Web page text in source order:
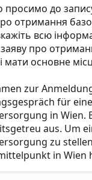
просимо до
отримання
всю
про
мати основне
zur
für
in Wien.
aus. Um
zu
in Wien